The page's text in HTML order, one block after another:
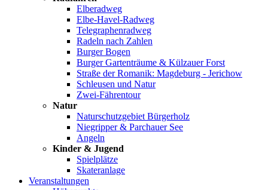
Elberadweg
Elbe-Havel-Radweg
Telegraphenradweg
Radeln nach Zahlen
Burger Bogen
Burger Gartenträume & Külzauer Forst
Straße der Romanik: Magdeburg - Jerichow
Schleusen und Natur
Zwei-Fährentour
Natur
Naturschutzgebiet Bürgerholz
Niegripper & Parchauer See
Angeln
Kinder & Jugend
Spielplätze
Skateranlage
Veranstaltungen